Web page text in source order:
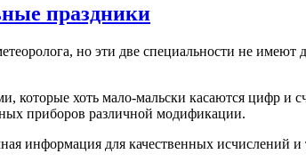
праздники
но эти две специальности не имеют
которые хоть мало-мальски касаются цифр
приборов различной модификации.
информация для качественных исчислений